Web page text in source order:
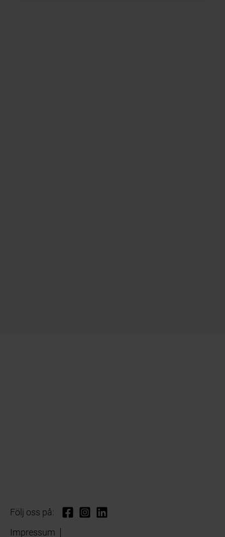
Följ oss på:
Impressum